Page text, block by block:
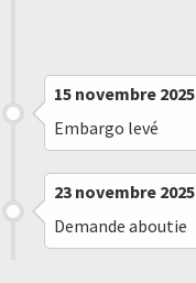
15 novembre 2025
Embargo levé
23 novembre 2025
Demande aboutie